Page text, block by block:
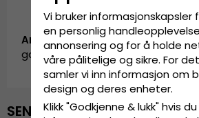
Artikkel-ID:
garda.isfjord.grey/white
SENEST VISTE
Vi bruker informasjonskapsler
en personlig
annonsering og for å holde
våre pålitelige og sikre. For
samler vi inn informasjon om
design og deres enheter.
Klikk "Godkjenne & lukk" hvis